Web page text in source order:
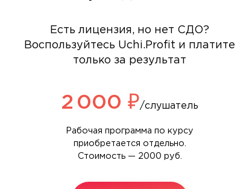
Есть лицензия, но нет СДО?
Воспользуйтесь Uchi.Profit и платите
только за результат
2 000 ₽/слушатель
Рабочая программа по курсу
приобретается отдельно.
Стоимость — 2000 руб.